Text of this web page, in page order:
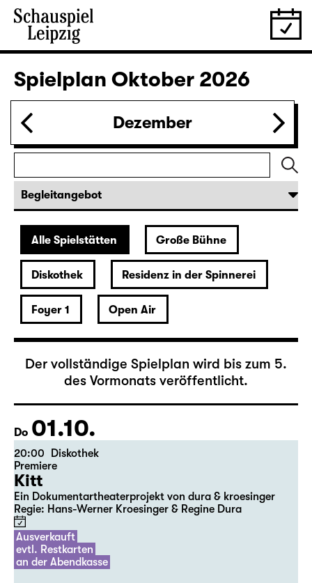
Wiederaufnahme
IMMER EINE MEHR ALS DU (UA)
von Lina Wegner
Regie: von Lina Wegner
Musikalische Lesung
Christiane Rösinger: „The Joy of
Ageing“
So 27.09.
19:30 — 20:40
Ophelias Tränen
Ein Abend über und unter Wasser für alle süßen Mäuse
von und mit Paula Winteler
Karten
Oktober 2026
Der vollständige Spielplan wird bis zum 5.
des Vormonats veröffentlicht.
Do 01.10.
20:00 Diskothek
Premiere
Kitt
Ein Dokumentartheaterprojekt von dura & kroesinger
Regie: Hans-Werner Kroesinger & ­Regine Dura